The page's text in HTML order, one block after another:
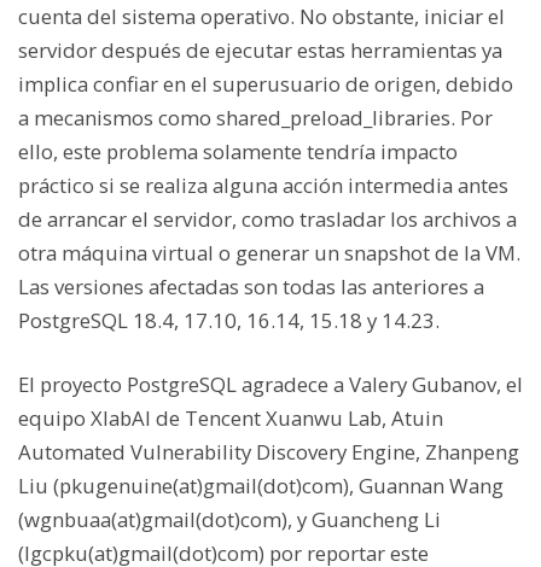
cuenta del sistema operativo. No obstante, iniciar el
servidor después de ejecutar estas herramientas ya
implica confiar en el superusuario de origen, debido
a mecanismos como shared_preload_libraries. Por
ello, este problema solamente tendría impacto
práctico si se realiza alguna acción intermedia antes
de arrancar el servidor, como trasladar los archivos a
otra máquina virtual o generar un snapshot de la VM.
Las versiones afectadas son todas las anteriores a
PostgreSQL 18.4, 17.10, 16.14, 15.18 y 14.23.
El proyecto PostgreSQL agradece a Valery Gubanov, el
equipo XlabAI de Tencent Xuanwu Lab, Atuin
Automated Vulnerability Discovery Engine, Zhanpeng
Liu (pkugenuine(at)gmail(dot)com), Guannan Wang
(wgnbuaa(at)gmail(dot)com), y Guancheng Li
(lgcpku(at)gmail(dot)com) por reportar este